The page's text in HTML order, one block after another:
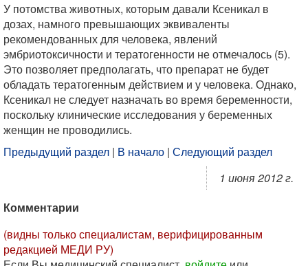
У потомства животных, которым давали Ксеникал в
дозах, намного превышающих эквиваленты
рекомендованных для человека, явлений
эмбриотоксичности и тератогенности не отмечалось (5).
Это позволяет предполагать, что препарат не будет
обладать тератогенным действием и у человека. Однако,
Ксеникал не следует назначать во время беременности,
поскольку клинические исследования у беременных
женщин не проводились.
Предыдущий раздел | В начало | Следующий раздел
1 июня 2012 г.
Комментарии
(видны только специалистам, верифицированным
редакцией МЕДИ РУ)